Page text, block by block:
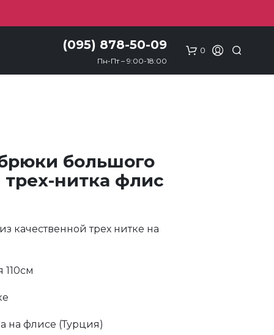
(095) 878-50-09
Пн-Пт – 9:00-18:00
0
большого
трех-нитка флис
качественной трех нитке на
на флисе (Турция)